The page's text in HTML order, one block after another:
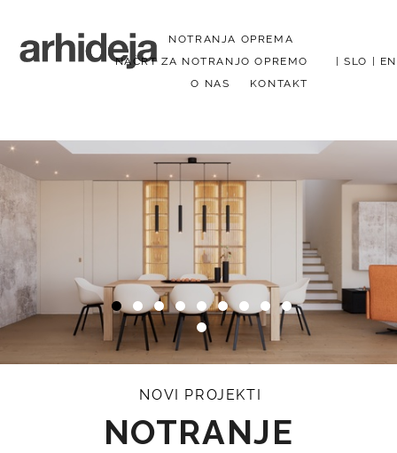
NOTRANJA OPREMA
NAČRT ZA NOTRANJO OPREMO
O NAS
KONTAKT
|SLO EN
NOVI PROJEKTI
NOTRANJE